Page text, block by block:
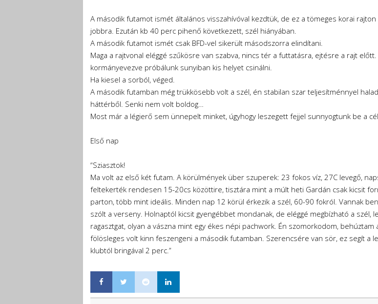
A második futamot ismét általános visszahívóval kezdtük, de ez a tömeges korai
jobbra. Ezután kb 40 perc pihenő következett, szél hiányában.
A második futamot ismét csak BFD-vel sikerült másodszorra elindítani.
Maga a rajtvonal eléggé szűkösre van szabva, nincs tér a futtatásra, ejtésre a rajt
kormányevezve próbálunk sunyiban kis helyet csinálni.
Ha kiesel a sorból, véged.
A második futamban még trükkösebb volt a szél, én stabilan szar teljesítménnyel
háttérből. Senki nem volt boldog…
Most már a légierő sem ünnepelt minket, úgyhogy leszegett fejjel sunnyogtunk be a
Első nap
“Sziasztok!
Ma volt az első két futam. A körülmények über szuperek: 23 fokos víz, 27C levegő,
feltekerték rendesen 15-20cs közöttire, tisztára mint a múlt heti Gardán csak kicsit
parton, több mint ideális. Minden nap 12 körül érkezik a szél, 60-90 fokról. Vannak
szólt a verseny. Holnaptól kicsit gyengébbet mondanak, de eléggé megbízható a
ragasztgat, olyan a vászna mint egy ékes népi pachwork. Én szomorkodom,
fölösleges volt kinn feszengeni a második futamban. Szerencsére van sör, ez segít a
klubtól bringával 2 perc.”